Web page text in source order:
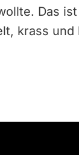
Das
krass